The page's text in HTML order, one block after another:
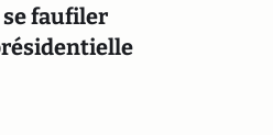
faufiler